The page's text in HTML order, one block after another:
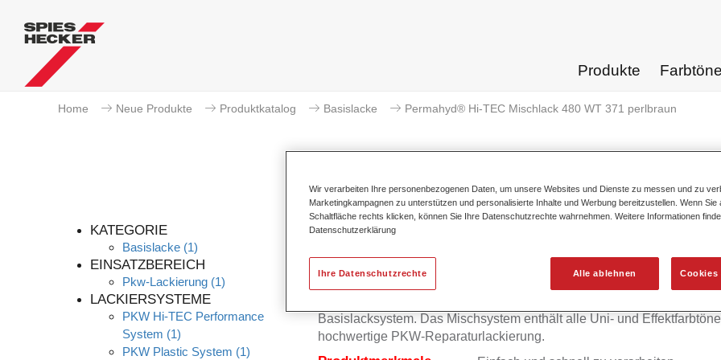
Produkte Farbtöne
Home Neue Produkte Produktkatalog Basislacke Permahyd® Hi-TEC Mischlack 480 WT 371 perlbraun
KATEGORIE
Basislacke (1)
EINSATZBEREICH
Pkw-Lackierung (1)
LACKIERSYSTEME
PKW Hi-TEC Performance
System (1)
PKW Plastic System (1)
Permahyd® Hi-TEC Mischlack
Basislacksystem. Das Mischsystem enthält alle Uni- und
hochwertige PKW-Reparaturlackierung.
Wir verarbeiten Ihre personenbezogenen Daten, um unsere Websites und Dienste zu messen und zu
Marketingkampagnen zu unterstützen und personalisierte Inhalte und Werbung bereitzustellen. Wenn Sie
Schaltfläche rechts klicken, können Sie Ihre Datenschutzrechte wahrnehmen. Weitere Informationen
Datenschutzerklärung
Alle ablehnen Cookies
Ihre Datenschutzrechte